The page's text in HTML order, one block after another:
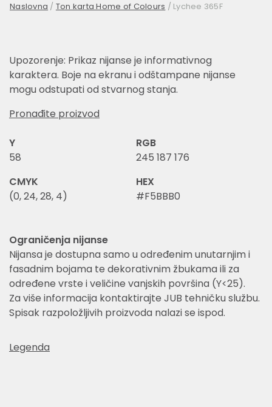
Naslovna / Ton karta Home of Colours / Lychee 365F
Upozorenje: Prikaz nijanse je informativnog
karaktera. Boje na ekranu i odštampane nijanse
mogu odstupati od stvarnog stanja.
Pronađite proizvod
Y
58
RGB
245 187 176
CMYK
(0, 24, 28, 4)
HEX
#F5BBB0
Ograničenja nijanse
Nijansa je dostupna samo u određenim unutarnjim i
fasadnim bojama te dekorativnim žbukama ili za
određene vrste i veličine vanjskih površina (Y<25).
Za više informacija kontaktirajte JUB tehničku službu.
Spisak razpoložljivih proizvoda nalazi se ispod.
Legenda